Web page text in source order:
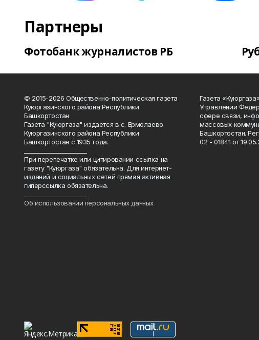
Партнеры
Фотобанк журналистов РБ
© 2015-2026 Общественно-политическая газета
Куюргазинского района Республики
Башкортостан
Газета "Куюргаза" издается в с. Ермолаево
Куюргазинского района Республики
Башкортостан с 1935 года.
При перепечатке или цитировании ссылка на
газету "Куюргаза" обязательна. Для интернет-
изданий и социальных сетей прямая активная
гиперссылка обязательна.
Об использовании персональных данных
Газета
Управлении
сфере связи,
массовых
Башкортостан.
02 - 01841 от